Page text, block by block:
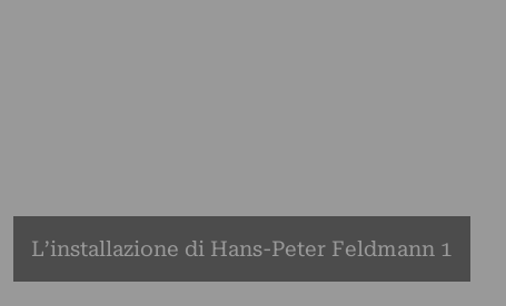
L’installazione di Hans-Peter Feldmann 1